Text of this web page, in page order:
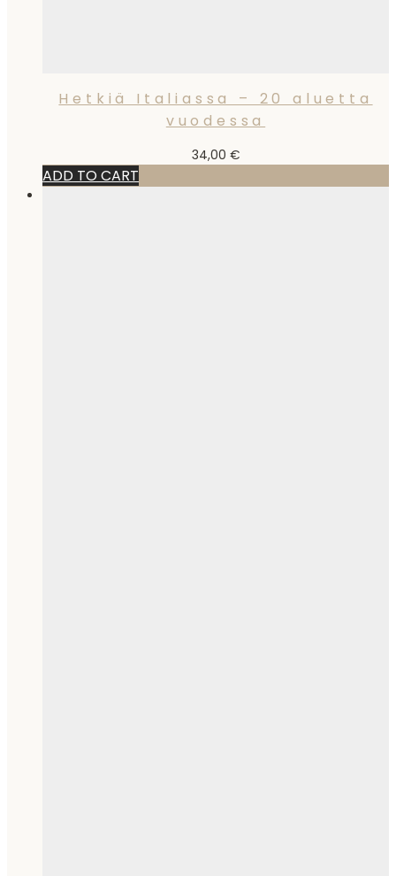
Hetkiä Italiassa – 20 aluetta
vuodessa
34,00 €
ADD TO CART